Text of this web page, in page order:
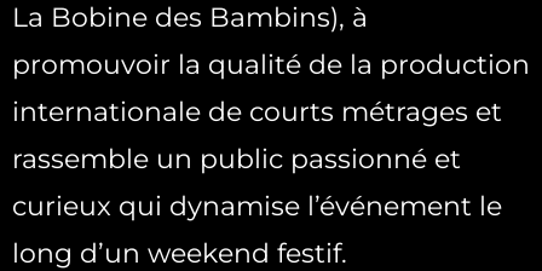
La Bobine des Bambins), à
promouvoir la qualité de la production
internationale de courts métrages et
rassemble un public passionné et
curieux qui dynamise l’événement le
long d’un weekend festif.